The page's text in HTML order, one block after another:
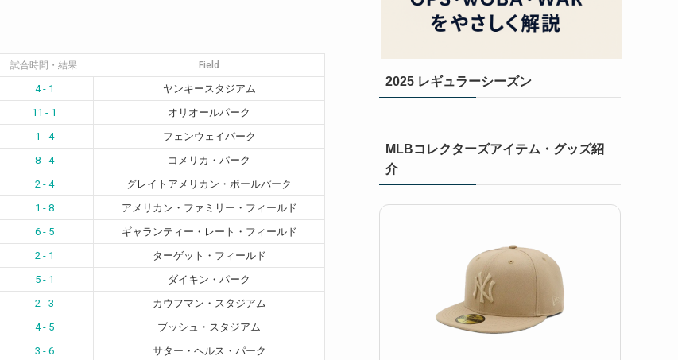
試合時間・結果 Field
4 - 1
ヤンキースタジアム
11 - 1
オリオールパーク
1 - 4
フェンウェイパーク
8 - 4
コメリカ・パーク
2 - 4
グレイトアメリカン・ボールパーク
1 - 8
アメリカン・ファミリー・フィールド
6 - 5
ギャランティー・レート・フィールド
2 - 1
ターゲット・フィールド
5 - 1
ダイキン・パーク
2 - 3
カウフマン・スタジアム
4 - 5
ブッシュ・スタジアム
3 - 6
サター・ヘルス・パーク
2025 レギュラーシーズン
MLBコレクターズアイテム・グッズ紹
介